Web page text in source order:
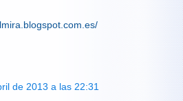
de 2013 a las 22:31